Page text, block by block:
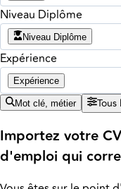
Niveau Diplôme
Niveau Diplôme
Expérience
Expérience
Mot clé, métier
Importez votre
d'emploi qui